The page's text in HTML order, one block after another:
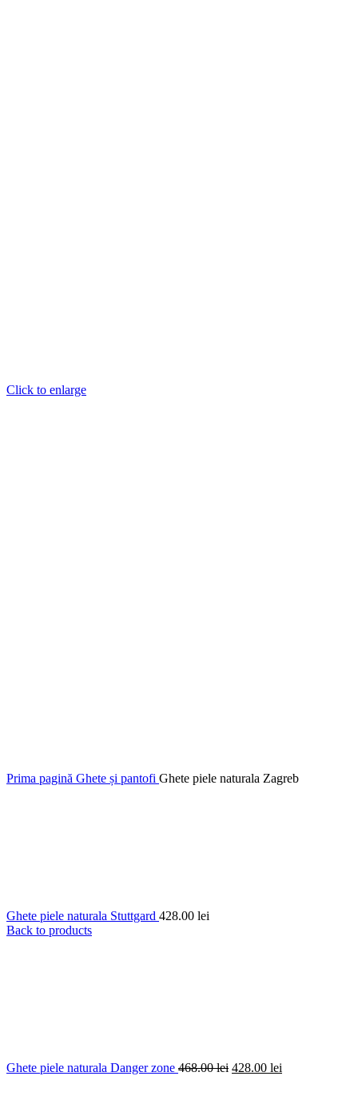
Click to enlarge
Prima pagină Ghete și pantofi Ghete piele naturala Zagreb
Ghete piele naturala Stuttgard 428.00 lei
Back to products
Ghete piele naturala Danger zone 468.00lei Prețul
428.00 lei